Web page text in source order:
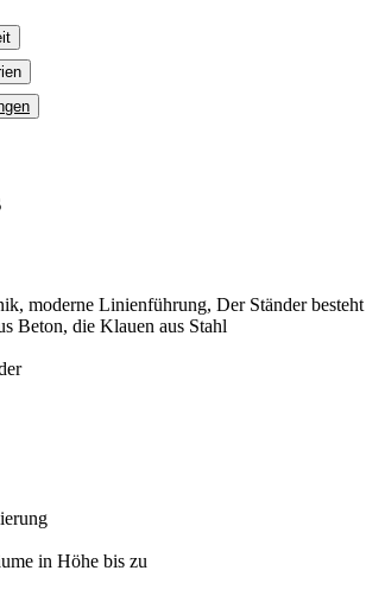
moderne Linienführung, Der Ständer besteht
Beton, die Klauen aus Stahl
in Höhe bis zu